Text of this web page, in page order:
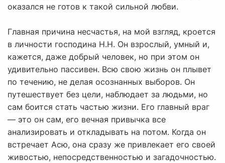
оказался не готов к такой сильной любви.
Главная причина несчастья, на мой взгляд, кроется
в личности господина Н.Н. Он взрослый, умный и,
кажется, даже добрый человек, но при этом он
удивительно пассивен. Всю свою жизнь он плывет
по течению, не делая осознанных выборов. Он
путешествует без цели, наблюдает за людьми, но
сам боится стать частью жизни. Его главный враг
— это он сам, его вечная привычка все
анализировать и откладывать на потом. Когда он
встречает Асю, она сразу же привлекает его своей
живостью, непосредственностью и загадочностью.